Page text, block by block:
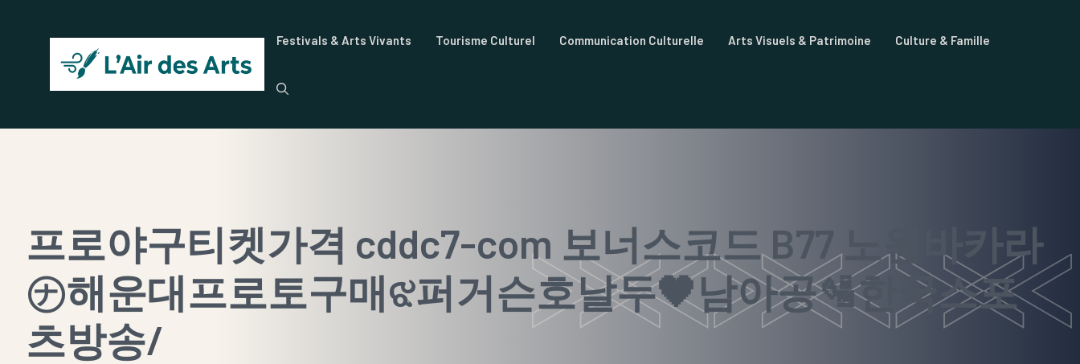
Festivals & Arts Vivants Tourisme Culturel Communication Culturelle Arts Visuels & Patrimoine Culture & Famille
프로야구티켓가격 cddc7-com 보너스코드 B77 노원바카라
㋤해운대프로토구매ଝ퍼거슨호날두🖤남아공🛂한국스포
츠방송/